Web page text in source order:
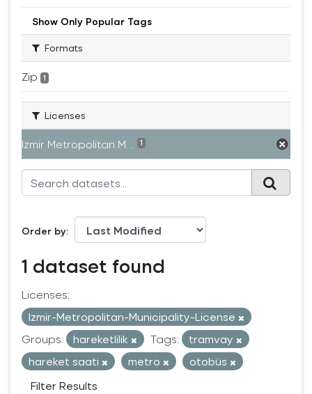
Show Only Popular Tags
Formats
Zip 1
Licenses
Izmir Metropolitan M... 1
Order by
1 dataset found
Licenses:
Izmir-Metropolitan-Municipality-License
Groups:
hareketlilik Tags:
tramvay
hareket saati
metro
otobüs
Filter Results